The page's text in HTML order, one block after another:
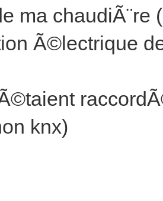
ma chaudiÃ¨re
Ã©lectrique
knx)